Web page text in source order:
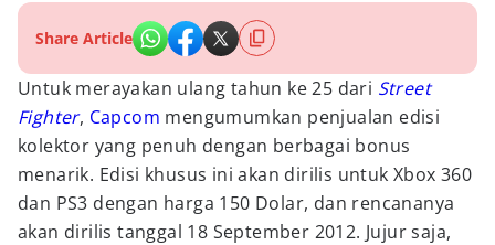
Share Article
Untuk merayakan ulang tahun ke 25 dari Street
Fighter, Capcom mengumumkan penjualan edisi
kolektor yang penuh dengan berbagai bonus
menarik. Edisi khusus ini akan dirilis untuk Xbox 360
dan PS3 dengan harga 150 Dolar, dan rencananya
akan dirilis tanggal 18 September 2012. Jujur saja,